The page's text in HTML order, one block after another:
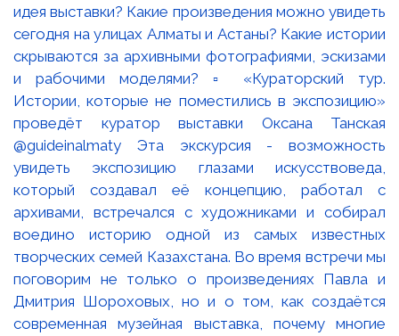
идея выставки? Какие произведения можно увидеть
сегодня на улицах Алматы и Астаны? Какие истории
скрываются за архивными фотографиями, эскизами
и рабочими моделями? ▫️ «Кураторский тур.
Истории, которые не поместились в экспозицию»
проведёт куратор выставки Оксана Танская
@guideinalmaty Эта экскурсия - возможность
увидеть экспозицию глазами искусствоведа,
который создавал её концепцию, работал с
архивами, встречался с художниками и собирал
воедино историю одной из самых известных
творческих семей Казахстана. Во время встречи мы
поговорим не только о произведениях Павла и
Дмитрия Шороховых, но и о том, как создаётся
современная музейная выставка, почему многие